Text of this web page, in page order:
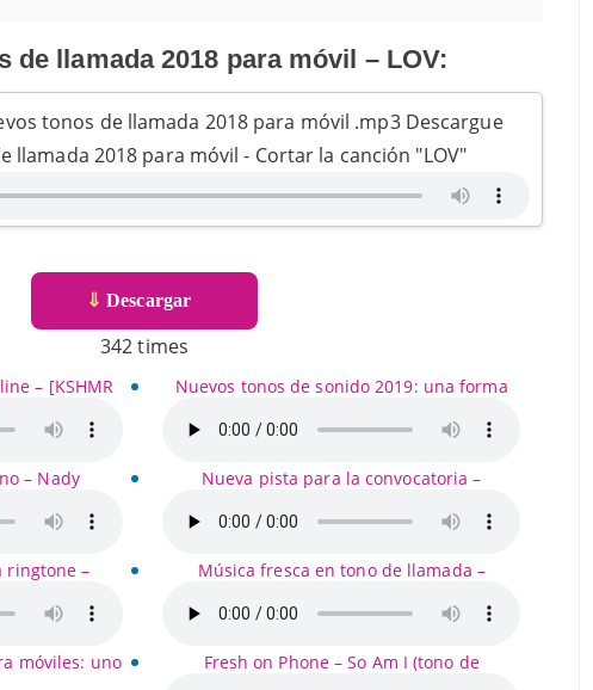
de llamada 2018 para móvil – LOV:
tonos de llamada 2018 para móvil .mp3 Descargue
llamada 2018 para móvil - Cortar la canción "LOV"
⇓ Descargar
342 times
– [KSHMR
– Nady
ringtone –
móviles: uno
Nuevos tonos de sonido 2019: una forma
Nueva pista para la convocatoria –
Música fresca en tono de llamada –
Fresh on Phone – So Am I (tono de